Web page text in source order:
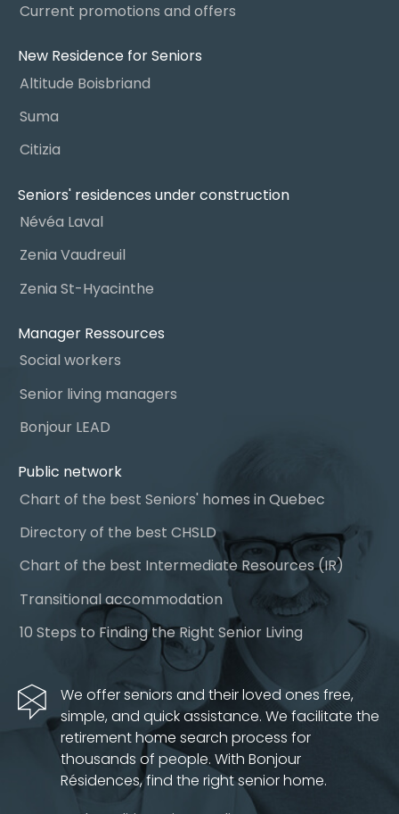
Current promotions and offers
New Residence for Seniors
Altitude Boisbriand
Suma
Citizia
Seniors' residences under construction
Névéa Laval
Zenia Vaudreuil
Zenia St-Hyacinthe
Manager Ressources
Social workers
Senior living managers
Bonjour LEAD
Public network
Chart of the best Seniors' homes in Quebec
Directory of the best CHSLD
Chart of the best Intermediate Resources (IR)
Transitional accommodation
10 Steps to Finding the Right Senior Living
We offer seniors and their loved ones free,
simple, and quick assistance. We facilitate the
retirement home search process for
thousands of people. With Bonjour
Résidences, find the right senior home.